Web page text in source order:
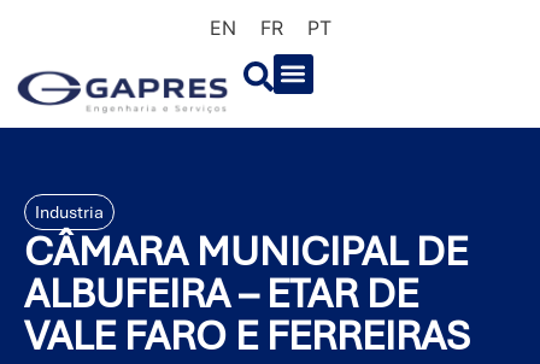
EN FR PT
Industria
CÂMARA MUNICIPAL DE
ALBUFEIRA – ETAR DE
VALE FARO E FERREIRAS